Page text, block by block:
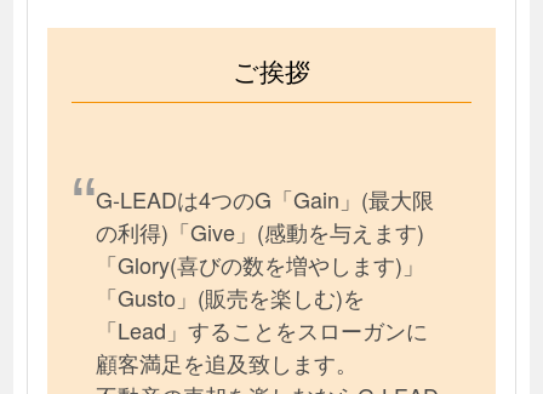
ご挨拶
G-LEADは4つのG「Gain」(最大限
の利得)「Give」(感動を与えます)
「Glory(喜びの数を増やします)」
「Gusto」(販売を楽しむ)を
「Lead」することをスローガンに
顧客満足を追及致します。